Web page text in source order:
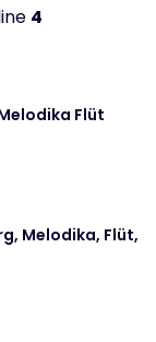
4
Flüt
Melodika, Flüt,